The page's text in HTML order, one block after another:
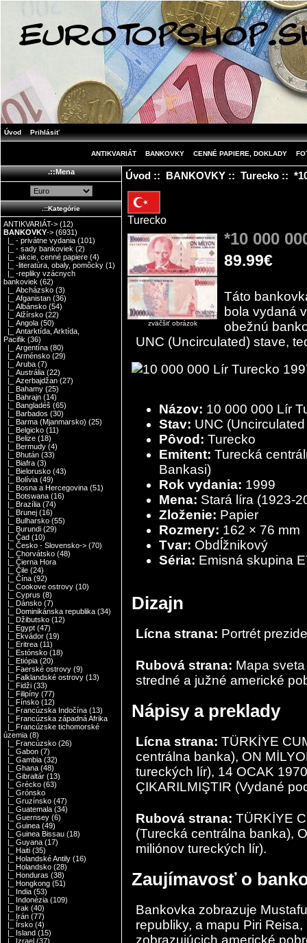
Úvod Prihlásiť
ANTIKVARIÁT BANKOVKY CENNÉ PAPIERE, DOKLADY
.::Mena
.::Kategórie
ANTIKVARIÁT-> (12)
BANKOVKY-> (6931)
|_ - privátne vydania (101)
|_ - sady bankoviek (2)
|_ -akcie, cenné papiere (4)
|_ -literatúra, obaly, pomôcky (1)
|_ -repliky vzácnych
bankoviek (62)
|_ Abcházsko (3)
|_ Afganistan (36)
|_ Albánsko (54)
|_ Alžírsko (22)
|_ Angola (50)
|_ Antarktída, Arktída,
Pacifik (36)
|_ Argentína (80)
|_ Arménsko (29)
|_ Aruba (7)
|_ Austrália (22)
|_ Azerbajdžan (27)
|_ Bahamy (25)
|_ Bahrajn (14)
|_ Bangladéš (65)
|_ Barbados (30)
|_ Barma (Mjanmarsko) (25)
|_ Belgicko (11)
|_ Belize (18)
|_ Bermudy (4)
|_ Bhután (33)
|_ Biafra (3)
|_ Bielorusko (43)
|_ Bolívia (49)
|_ Bosna a Hercegovina (51)
|_ Botswana (16)
|_ Brazília (74)
|_ Brunej (16)
|_ Bulharsko (55)
|_ Burundi (29)
|_ Čad (10)
|_ Česko - Slovensko-> (70)
|_ Chorvátsko (48)
|_ Čierna Hora
|_ Čile (24)
|_ Čína (92)
|_ Cookove ostrovy (10)
|_ Cyprus (8)
|_ Dánsko (7)
|_ Dominikánska republika (34)
|_ Džibutsko (12)
|_ Egypt (47)
|_ Ekvádor (19)
|_ Eritrea (11)
|_ Estónsko (18)
|_ Etiópia (20)
|_ Faerské ostrovy (9)
|_ Falklandské ostrovy (13)
|_ Fidži (33)
|_ Filipíny (77)
|_ Fínsko (12)
|_ Francúzska Indočína (13)
|_ Francúzska západná Afrika
|_ Francúzske tichomorské
územia (8)
|_ Francúzsko (26)
|_ Gabon (7)
|_ Gambia (32)
|_ Ghana (48)
|_ Gibraltár (13)
|_ Grécko (63)
|_ Grónsko
|_ Gruzínsko (47)
|_ Guatemala (34)
|_ Guernsey (6)
|_ Guinea (49)
|_ Guinea Bissau (18)
|_ Guyana (17)
|_ Haiti (35)
|_ Holandské Antily (16)
|_ Holandsko (28)
|_ Honduras (38)
|_ Hongkong (51)
|_ India (53)
|_ Indonézia (109)
|_ Irak (40)
|_ Irán (77)
|_ Írsko (4)
|_ Island (15)
|_ Izrael (37)
Úvod:: BANKOVKY:: Turecko:: *10
Turecko
zväčšiť obrázok
*10 000
89.99€
Táto
bola vydaná
obežnú
UNC (Uncirculated) stave,
Názov: 10 000 000 Lír
Stav: UNC
Pôvod: Turecko
Emitent: Turecká
Bankasi)
Rok vydania: 1999
Mena: Stará líra (1923-
Zloženie: Papier
Rozmery: 162 × 76 mm
Tvar: Obdĺžnikový
Séria: Emisná skupina
Dizajn
Lícna strana: Portrét
Rubová strana: Mapa
stredné a južné americké
Nápisy a preklady
Lícna strana: TÜRKİYE
centrálna banka), ON
tureckých lír), 14 OCAK
ÇIKARILMIŞTIR (Vydané
Rubová strana: TÜRKİYE
(Turecká centrálna banka),
miliónov tureckých lír).
Zaujímavosť o
Bankovka zobrazuje
republiky, a mapu Piri
zobrazujúcich americké